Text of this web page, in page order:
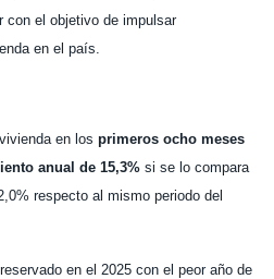
con el objetivo de impulsar
en el país.
en los primeros ocho meses
anual de 15,3% si se lo compara
respecto al mismo periodo del
en el 2025 con el peor año de